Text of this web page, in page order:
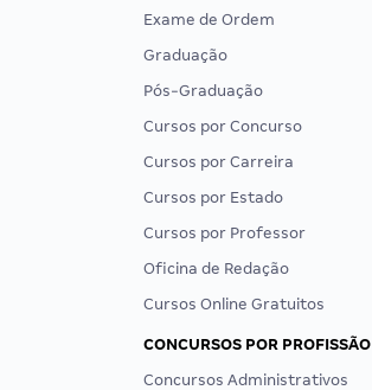
Exame de Ordem
Graduação
Pós-Graduação
Cursos por Concurso
Cursos por Carreira
Cursos por Estado
Cursos por Professor
Oficina de Redação
Cursos Online Gratuitos
CONCURSOS POR PROFISSÃO
Concursos Administrativos